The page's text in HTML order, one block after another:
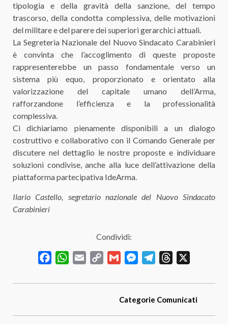
tipologia e della gravità della sanzione, del tempo
trascorso, della condotta complessiva, delle motivazioni
del militare e del parere dei superiori gerarchici attuali.
La Segreteria Nazionale del Nuovo Sindacato Carabinieri
è convinta che l’accoglimento di queste proposte
rappresenterebbe un passo fondamentale verso un
sistema più equo, proporzionato e orientato alla
valorizzazione del capitale umano dell’Arma,
rafforzandone l’efficienza e la professionalità
complessiva.
Ci dichiariamo pienamente disponibili a un dialogo
costruttivo e collaborativo con il Comando Generale per
discutere nel dettaglio le nostre proposte e individuare
soluzioni condivise, anche alla luce dell’attivazione della
piattaforma partecipativa IdeArma.
Ilario Castello, segretario nazionale del Nuovo Sindacato
Carabinieri
Condividi:
FacebookWhatsApp
Email
Copy
Gmail MessengerTelegramThreads
Categorie Comunicati